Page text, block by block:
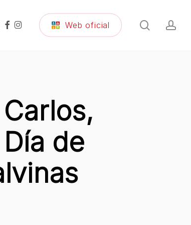
facebook
instagram Web oficial search
de